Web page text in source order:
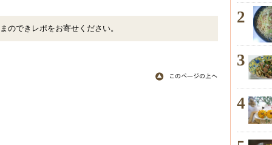
のできレポをお寄せください。
2
3
4